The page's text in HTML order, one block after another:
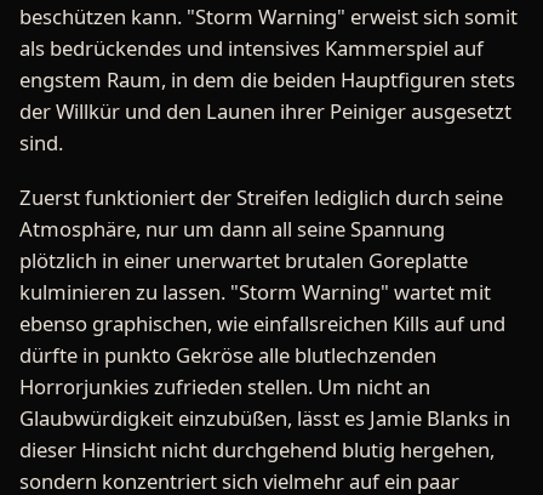
beschützen kann. "Storm Warning" erweist sich somit
als bedrückendes und intensives Kammerspiel auf
engstem Raum, in dem die beiden Hauptfiguren stets
der Willkür und den Launen ihrer Peiniger ausgesetzt
sind.
Zuerst funktioniert der Streifen lediglich durch seine
Atmosphäre, nur um dann all seine Spannung
plötzlich in einer unerwartet brutalen Goreplatte
kulminieren zu lassen. "Storm Warning" wartet mit
ebenso graphischen, wie einfallsreichen Kills auf und
dürfte in punkto Gekröse alle blutlechzenden
Horrorjunkies zufrieden stellen. Um nicht an
Glaubwürdigkeit einzubüßen, lässt es Jamie Blanks in
dieser Hinsicht nicht durchgehend blutig hergehen,
sondern konzentriert sich vielmehr auf ein paar